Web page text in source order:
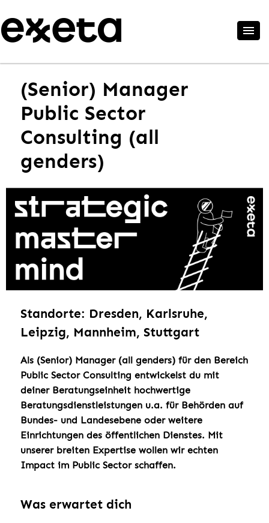
(Senior) Manager
Public Sector
Consulting (all
genders)
Standorte: Dresden, Karlsruhe,
Leipzig, Mannheim, Stuttgart
Als (Senior) Manager (all genders) für den Bereich
Public Sector Consulting entwickelst du mit
deiner Beratungseinheit hochwertige
Beratungsdienstleistungen u.a. für Behörden auf
Bundes- und Landesebene oder weitere
Einrichtungen des öffentlichen Dienstes. Mit
unserer breiten Expertise wollen wir echten
Impact im Public Sector schaffen.
Was erwartet dich